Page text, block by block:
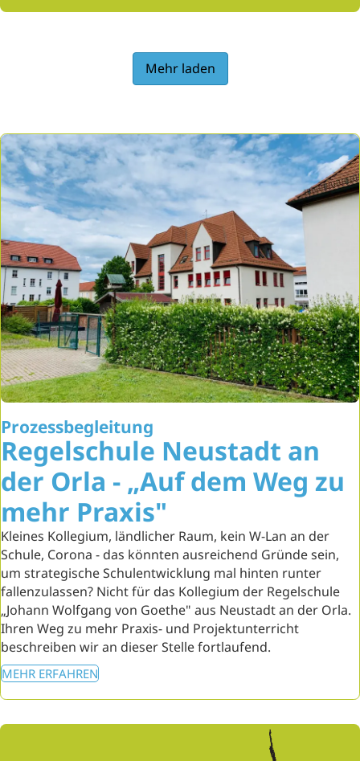
Mehr laden
Prozessbegleitung
Regelschule Neustadt an
der Orla - „Auf dem Weg zu
mehr Praxis"
Kleines Kollegium, ländlicher Raum, kein W-Lan an der
Schule, Corona - das könnten ausreichend Gründe sein,
um strategische Schulentwicklung mal hinten runter
fallenzulassen? Nicht für das Kollegium der Regelschule
„Johann Wolfgang von Goethe" aus Neustadt an der Orla.
Ihren Weg zu mehr Praxis- und Projektunterricht
beschreiben wir an dieser Stelle fortlaufend.
MEHR ERFAHREN